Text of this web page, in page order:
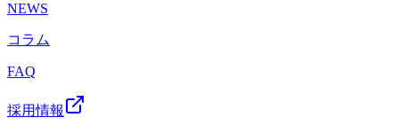
NEWS
コラム
FAQ
採用情報